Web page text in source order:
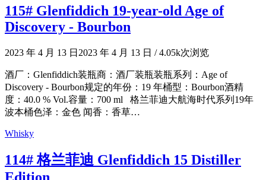
115# Glenfiddich 19-year-old Age of
Discovery - Bourbon
2023 年 4 月 13 日 2023 年 4 月 13 日 /4.05k次浏览
酒厂：Glenfiddich装瓶商：酒厂装瓶装瓶系列：Age of
Discovery - Bourbon规定的年份：19 年桶型：Bourbon酒精
度：40.0 % Vol.容量：700 ml 格兰菲迪大航海时代系列19年
波本桶色泽：金色 闻香：香草…
Whisky
114# 格兰菲迪 Glenfiddich 15 Distiller